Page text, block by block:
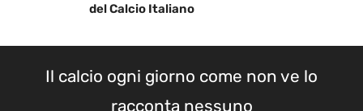
del Calcio Italiano
Il calcio ogni giorno come non ve lo
racconta nessuno